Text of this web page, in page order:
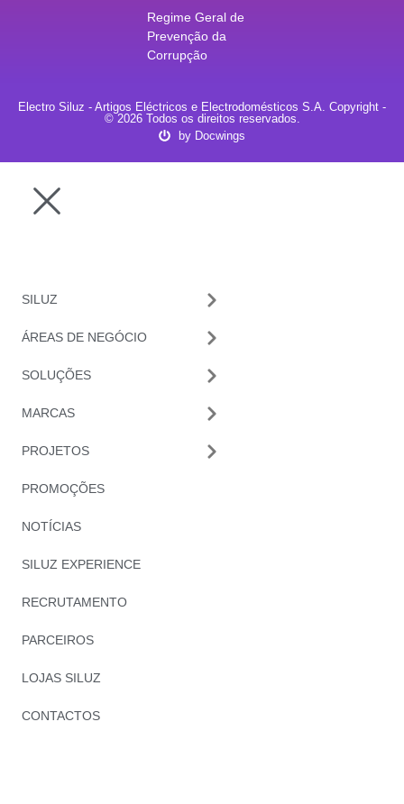
Regime Geral de
Prevenção da
Corrupção
Electro Siluz - Artigos Eléctricos e Electrodomésticos S.A. Copyright -
© 2026 Todos os direitos reservados.
by Docwings
SILUZ
ÁREAS DE NEGÓCIO
SOLUÇÕES
MARCAS
PROJETOS
PROMOÇÕES
NOTÍCIAS
SILUZ EXPERIENCE
RECRUTAMENTO
PARCEIROS
LOJAS SILUZ
CONTACTOS